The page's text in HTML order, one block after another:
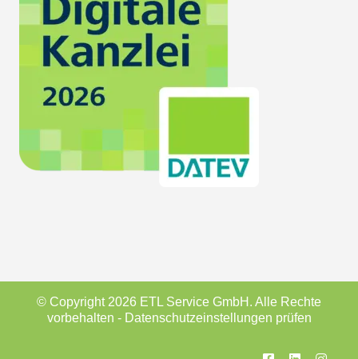
© Copyright 2026 ETL Service GmbH. Alle Rechte
vorbehalten - Datenschutzeinstellungen prüfen